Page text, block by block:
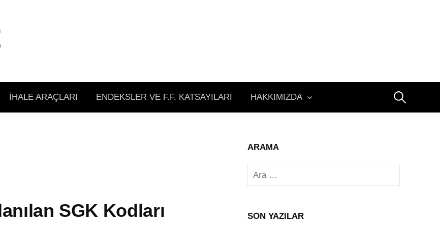
İHALE ARAÇLARI ENDEKSLER VE F.F. KATSAYILARI HAKKIMIZDA Arama:
SGK Kodları
ARAMA
Arama:
SON YAZILAR